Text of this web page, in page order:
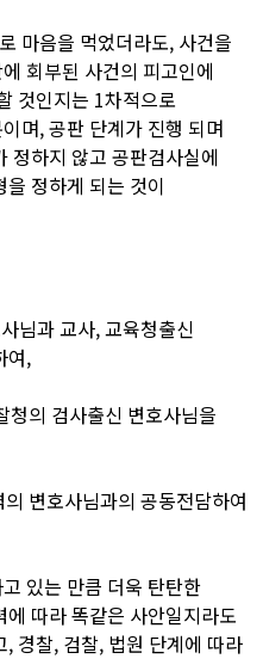
마음을 먹었더라도, 사건을
회부된 사건의 피고인에
것인지는 1차적으로
며, 공판 단계가 진행 되며
정하지 않고 공판검사실에
정하게 되는 것이
님과 교사, 교육청출신
여,
청의 검사출신 변호사님을
변호사님과의 공동전담하여
있는 만큼 더욱 탄탄한
따라 똑같은 사안일지라도
경찰, 검찰, 법원 단계에 따라